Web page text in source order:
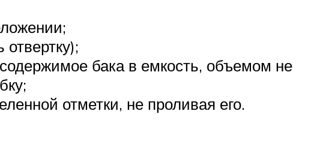
бака в емкость, объемом не
отметки, не проливая его.